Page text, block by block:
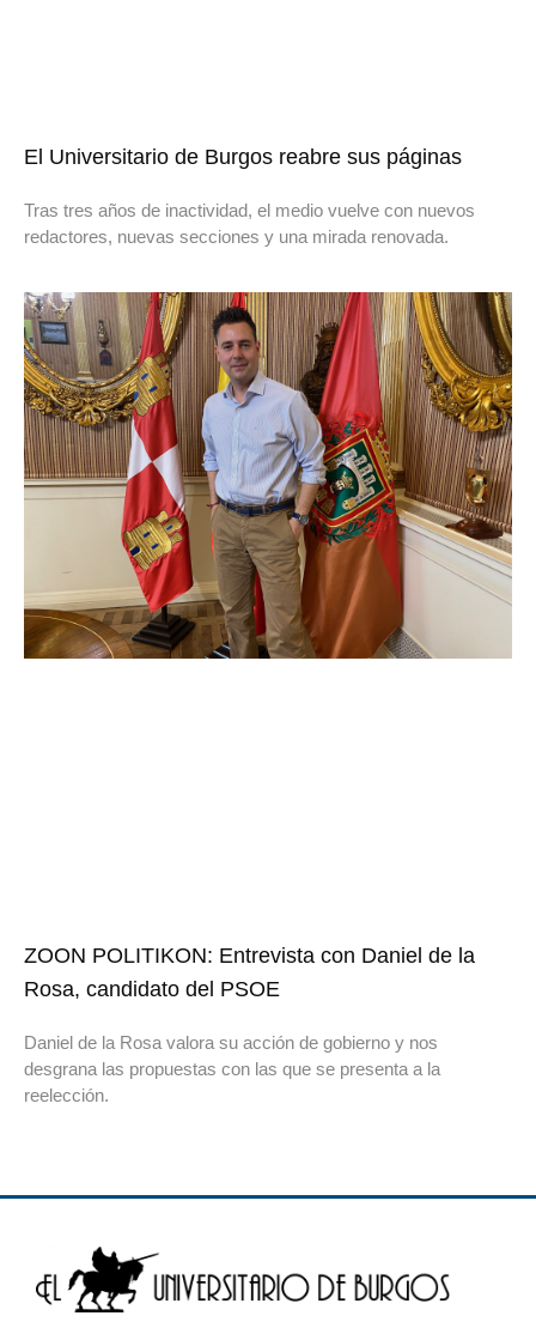
El Universitario de Burgos reabre sus páginas
Tras tres años de inactividad, el medio vuelve con nuevos
redactores, nuevas secciones y una mirada renovada.
ZOON POLITIKON: Entrevista con Daniel de la
Rosa, candidato del PSOE
Daniel de la Rosa valora su acción de gobierno y nos
desgrana las propuestas con las que se presenta a la
reelección.